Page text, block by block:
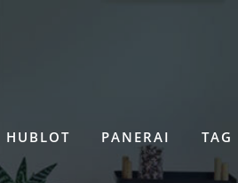
HUBLOT PANERAI TAG